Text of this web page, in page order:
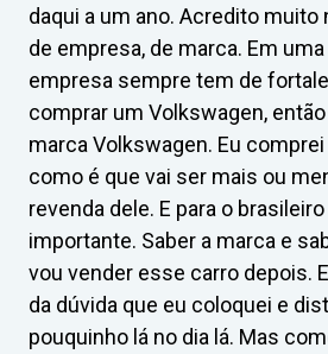
daqui a um ano. Acredito
de empresa, de marca. Em
empresa sempre tem de
comprar um Volkswagen,
marca Volkswagen. Eu
como é que vai ser mais ou
revenda dele. E para o
importante. Saber a marca e
vou vender esse carro depois.
da dúvida que eu coloquei e
pouquinho lá no dia lá. Mas